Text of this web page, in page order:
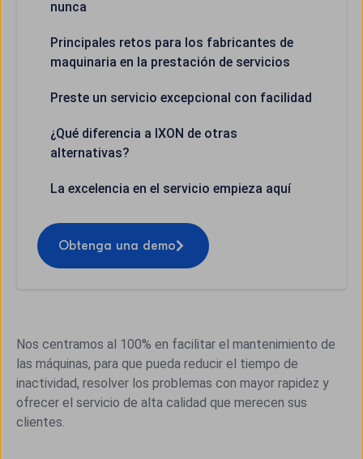
nunca
Principales retos para los fabricantes de
maquinaria en la prestación de servicios
Preste un servicio excepcional con facilidad
¿Qué diferencia a IXON de otras
alternativas?
La excelencia en el servicio empieza aquí
Obtenga una demo
Nos centramos al 100% en facilitar el mantenimiento de
las máquinas, para que pueda reducir el tiempo de
inactividad, resolver los problemas con mayor rapidez y
ofrecer el servicio de alta calidad que merecen sus
clientes.